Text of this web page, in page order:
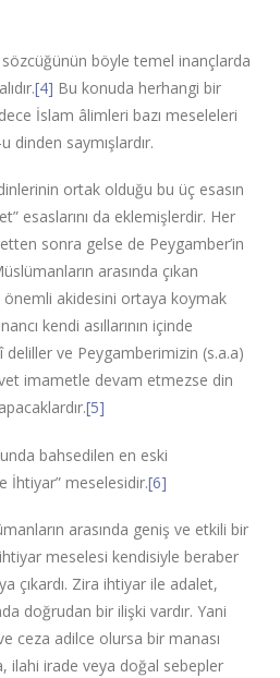
böyle temel inançlarda
[4] Bu konuda herhangi bir
İslam âlimleri bazı meseleleri
dinden saymışlardır.
ortak olduğu bu üç esasın
esaslarını da eklemişlerdir. Her
sonra gelse de Peygamber’in
arasında çıkan
önemli akidesini ortaya koymak
kendi asıllarının içinde
deliller ve Peygamberimizin (s.a.a)
imametle devam etmezse din
[5]
bahsedilen en eski
İhtiyar” meselesidir.[6]
arasında geniş ve etkili bir
meselesi kendisiyle beraber
çıkardı. Zira ihtiyar ile adalet,
doğrudan bir ilişki vardır. Yani
ceza adilce olursa bir manası
ilahi irade veya doğal sebepler